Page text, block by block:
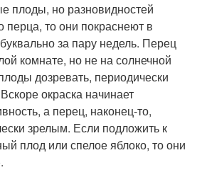
плоды, но разновидностей
перца, то они покраснеют в
за пару недель. Перец
комнате, но не на солнечной
дозревать, периодически
окраска начинает
а перец, наконец-то,
зрелым. Если подложить к
плод или спелое яблоко, то они